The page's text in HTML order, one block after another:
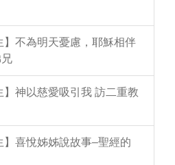
不為明天憂慮，耶穌相伴
神以慈愛吸引我 訪二重教
喜悅姊姊說故事–聖經的